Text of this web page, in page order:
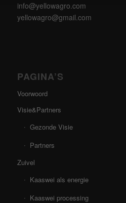
info@yellowagro.com
yellowagro@gmail.com
PAGINA’S
Voorwoord
Visie&Partners
Gezonde Visie
Partners
Zuivel
Kaaswei als energie
Kaaswei processing